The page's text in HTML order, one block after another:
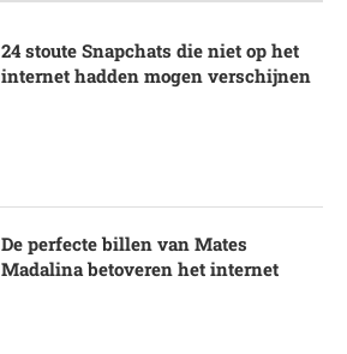
24 stoute Snapchats die niet op het
internet hadden mogen verschijnen
De perfecte billen van Mates
Madalina betoveren het internet